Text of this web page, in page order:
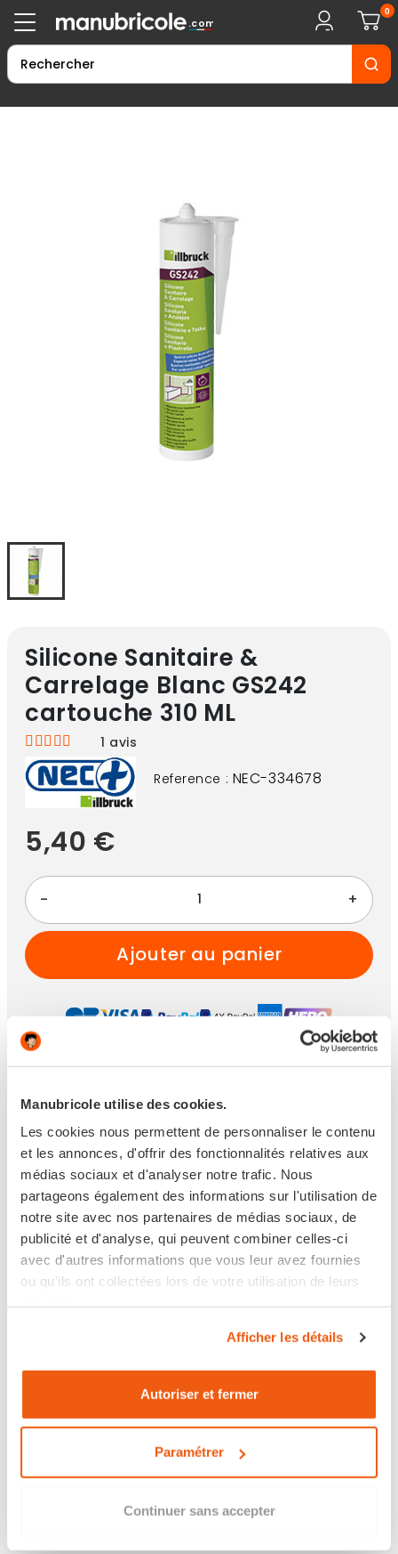
Manubricole utilise des cookies.
Les cookies nous permettent de personnaliser le contenu
et les annonces, d'offrir des fonctionnalités relatives aux
médias sociaux et d'analyser notre trafic. Nous
partageons également des informations sur l'utilisation de
notre site avec nos partenaires de médias sociaux, de
publicité et d'analyse, qui peuvent combiner celles-ci
avec d'autres informations que vous leur avez fournies
ou qu'ils ont collectées lors de votre utilisation de leurs
Afficher les détails
Autoriser et fermer
Paramétrer
Continuer sans accepter
Silicone Sanitaire &
Carrelage Blanc GS242
cartouche 310 ML
1 avis
Reference : NEC-334678
5,40 €
- +
ajouter au panier
Paiement 100% sécurisé
entremardi 11 août 2026 et lemercredi 12 août
2026 avecLivraison à Domicile
VOIR TOUTES LES OPTIONS DE LIVRAISON
Retour sous 14 jours
Les points clés
.com
0